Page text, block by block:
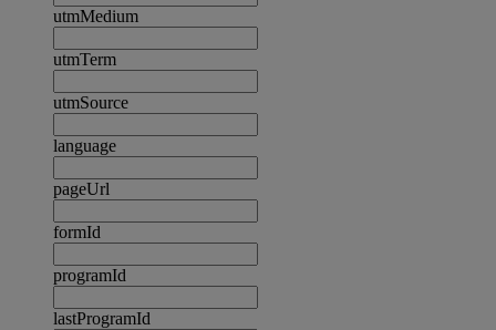
utmMedium
utmTerm
utmSource
language
pageUrl
formId
programId
lastProgramId